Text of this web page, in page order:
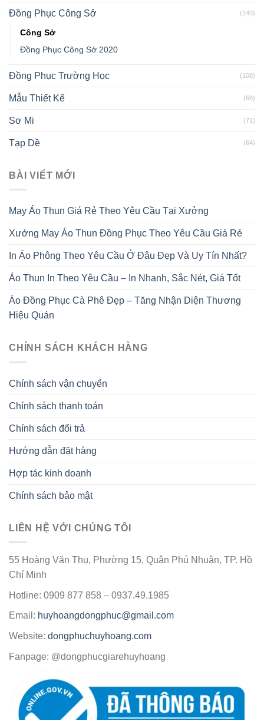
Đồng Phục Công Sở (143)
Công Sở
Đồng Phục Công Sở 2020
Đồng Phục Trường Học (108)
Mẫu Thiết Kế (68)
Sơ Mi (71)
Tạp Dề (64)
BÀI VIẾT MỚI
May Áo Thun Giá Rẻ Theo Yêu Cầu Tại Xưởng
Xưởng May Áo Thun Đồng Phục Theo Yêu Cầu Giá Rẻ
In Áo Phông Theo Yêu Cầu Ở Đâu Đẹp Và Uy Tín Nhất?
Áo Thun In Theo Yêu Cầu – In Nhanh, Sắc Nét, Giá Tốt
Áo Đồng Phục Cà Phê Đẹp – Tăng Nhận Diện Thương
Hiệu Quán
CHÍNH SÁCH KHÁCH HÀNG
Chính sách vận chuyển
Chính sách thanh toán
Chính sách đổi trả
Hướng dẫn đặt hàng
Hợp tác kinh doanh
Chính sách bảo mật
LIÊN HỆ VỚI CHÚNG TÔI
55 Hoàng Văn Thụ, Phường 15, Quận Phú Nhuận, TP. Hồ
Chí Minh
Hotline: 0909 877 858 – 0937.49.1985
Email: huyhoangdongphuc@gmail.com
Website: dongphuchuyhoang.com
Fanpage: @dongphucgiarehuyhoang